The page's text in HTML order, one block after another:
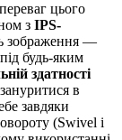
цього
з IPS-
зображення —
будь-яким
здатності
в
завдяки
(Swivel і